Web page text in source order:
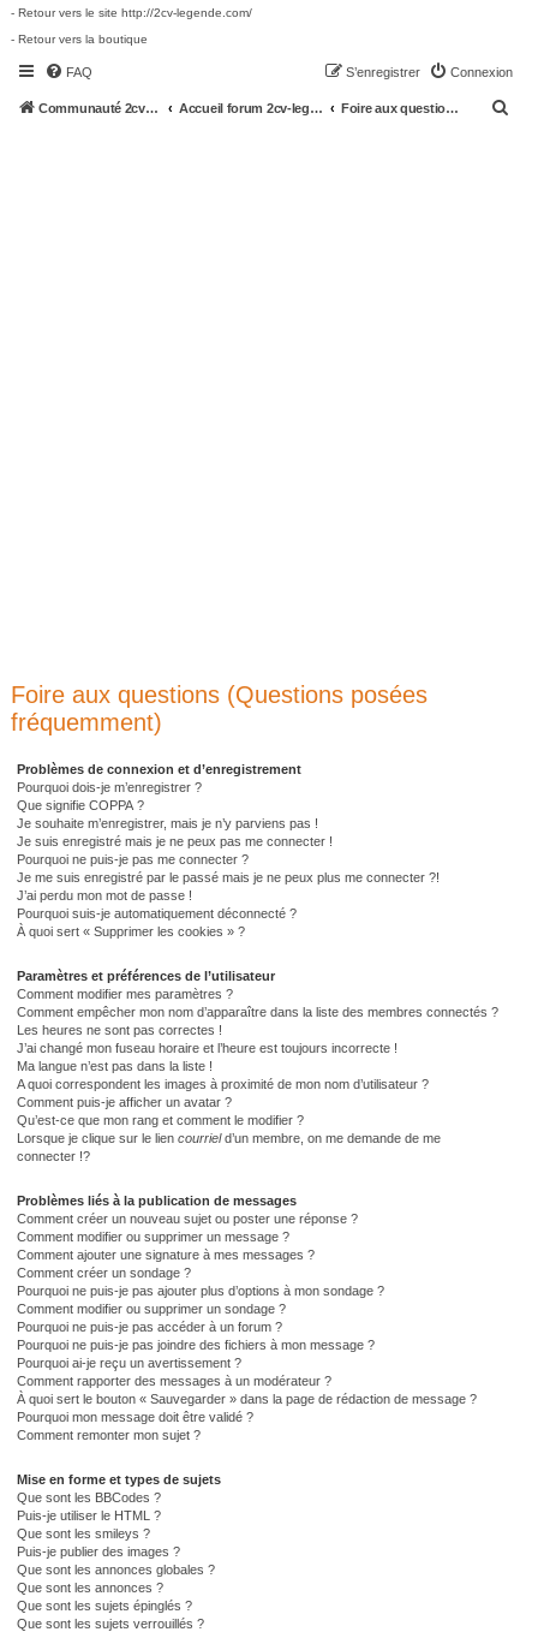
- Retour vers le site http://2cv-legende.com/
- Retour vers la boutique
FAQ Connexion
S’enregistrer
Communauté 2cv-legende.com Accueil forum 2cv-legende.com Foire aux questions (Questions posées fréquemment)
Foire aux questions (Questions posées
fréquemment)
Problèmes de connexion et d’enregistrement
Pourquoi dois-je m’enregistrer ?
Que signifie COPPA ?
Je souhaite m’enregistrer, mais je n’y parviens pas !
Je suis enregistré mais je ne peux pas me connecter !
Pourquoi ne puis-je pas me connecter ?
Je me suis enregistré par le passé mais je ne peux plus me connecter ?!
J’ai perdu mon mot de passe !
Pourquoi suis-je automatiquement déconnecté ?
À quoi sert « Supprimer les cookies » ?
Paramètres et préférences de l’utilisateur
Comment modifier mes paramètres ?
Comment empêcher mon nom d’apparaître dans la liste des membres connectés ?
Les heures ne sont pas correctes !
J’ai changé mon fuseau horaire et l’heure est toujours incorrecte !
Ma langue n’est pas dans la liste !
A quoi correspondent les images à proximité de mon nom d’utilisateur ?
Comment puis-je afficher un avatar ?
Qu’est-ce que mon rang et comment le modifier ?
Lorsque je clique sur le lien courrield’un membre, on me demande de me
connecter !?
Problèmes liés à la publication de messages
Comment créer un nouveau sujet ou poster une réponse ?
Comment modifier ou supprimer un message ?
Comment ajouter une signature à mes messages ?
Comment créer un sondage ?
Pourquoi ne puis-je pas ajouter plus d’options à mon sondage ?
Comment modifier ou supprimer un sondage ?
Pourquoi ne puis-je pas accéder à un forum ?
Pourquoi ne puis-je pas joindre des fichiers à mon message ?
Pourquoi ai-je reçu un avertissement ?
Comment rapporter des messages à un modérateur ?
À quoi sert le bouton « Sauvegarder » dans la page de rédaction de message ?
Pourquoi mon message doit être validé ?
Comment remonter mon sujet ?
Mise en forme et types de sujets
Que sont les BBCodes ?
Puis-je utiliser le HTML ?
Que sont les smileys ?
Puis-je publier des images ?
Que sont les annonces globales ?
Que sont les annonces ?
Que sont les sujets épinglés ?
Que sont les sujets verrouillés ?